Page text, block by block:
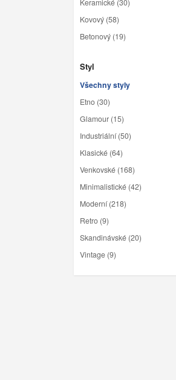
Keramické (30)
Kovový (58)
Betonový (19)
Styl
Všechny styly
Etno (30)
Glamour (15)
Industriální (50)
Klasické (64)
Venkovské (168)
Minimalistické (42)
Moderní (218)
Retro (9)
Skandinávské (20)
Vintage (9)